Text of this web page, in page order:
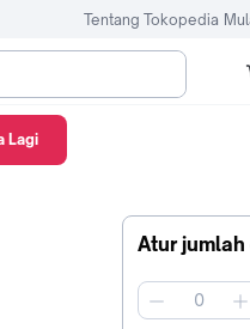
Tentang Tokopedia
Atur
jumlah
Lagi